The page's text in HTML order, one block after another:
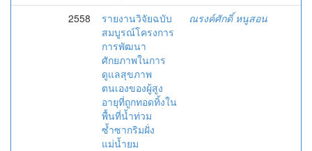
2558
รายงานวิจัยฉบับ
สมบูรณ์โครงการ
การพัฒนา
ศักยภาพในการ
ดูแลสุขภาพ
ตนเองของผู้สูง
อายุที่ถูกทอดทิ้งใน
พื้นที่น้ำท่วม
ซ้ำซากริมฝั่ง
แม่น้ำยม
ณรงค์ศักดิ์ หนูสอน